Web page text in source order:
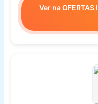
Ver na OFERTAS